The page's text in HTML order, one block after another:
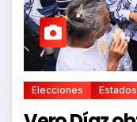
Elecciones Estados